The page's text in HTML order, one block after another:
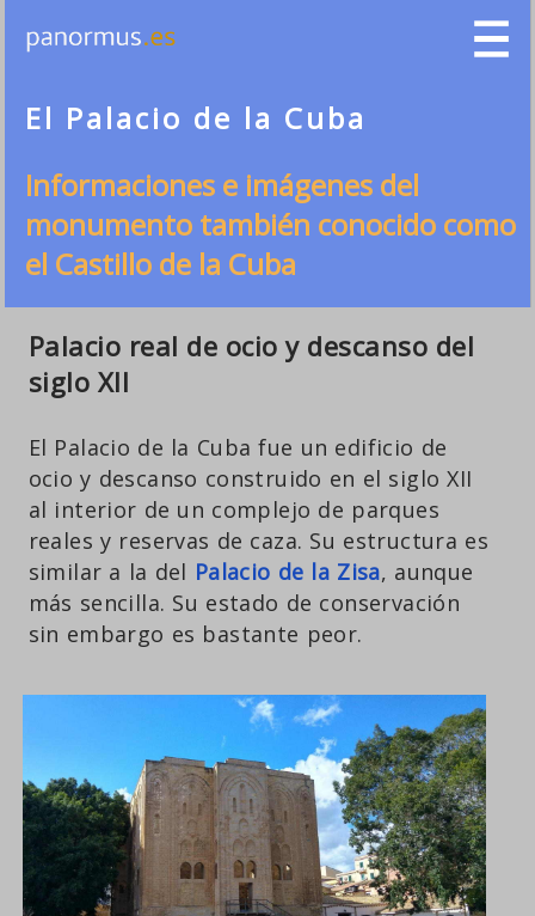
El Palacio de la Cuba
Informaciones e imágenes del
monumento también conocido como
el Castillo de la Cuba
Palacio real de ocio y descanso del
siglo XII
El Palacio de la Cuba fue un edificio de
ocio y descanso construido en el siglo XII
al interior de un complejo de parques
reales y reservas de caza. Su estructura es
similar a la del Palacio de la Zisa, aunque
más sencilla. Su estado de conservación
sin embargo es bastante peor.